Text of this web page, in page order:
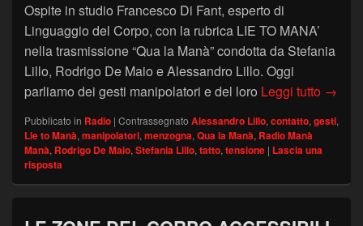
Ospite in studio Francesco Di Fant, esperto di
Linguaggio del Corpo, con la rubrica LIE TO MANA’
nella trasmissione “Qua la Manà” condotta da Stefania
Lillo, Rodrigo De Maio e Alessandro Lillo. Oggi
parliamo dei gesti manipolatori e del loro Leggi tutto I
→
Pubblicato in Radio | Contrassegnato Alessandro Lillo, contatto, gesti,
Lie to Manà, manipolatori, menzogna, Qua la Manà, Radio Manà
Manà, Rodrigo De Maio, Stefania Lillo, tatto, tensione | Lascia una
risposta